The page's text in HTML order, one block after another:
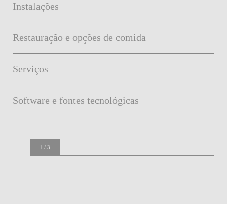
Instalações
Restauração e opções de comida
Serviços
Software e fontes tecnológicas
1 / 3